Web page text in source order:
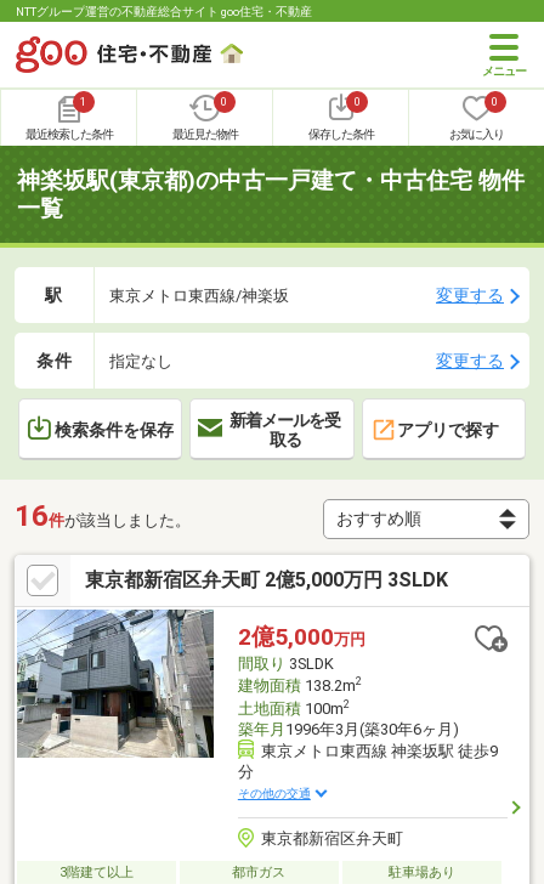
NTTグループ運営の不動産総合サイト goo住宅・不動産
1
最近検索した条件
0
最近見た物件
0
保存した条件
0
お気に入り
神楽坂駅(東京都)の中古一戸建て・中古住宅 物件
一覧
駅 東京メトロ東西線/神楽坂 変更する
条件 指定なし 変更する
検索条件を保存
新着メールを受
取る
アプリで探す
16件が該当しました。
東京都新宿区弁天町 2億5,000万円 3SLDK
2億5,000万円
間取り 3SLDK
建物面積138.2m2
土地面積100m2
築年月 1996年3月(築30年6ヶ月)
東京メトロ東西線 神楽坂駅 徒歩9
分
その他の交通
東京都新宿区弁天町
3階建て以上 都市ガス
駐車場あり